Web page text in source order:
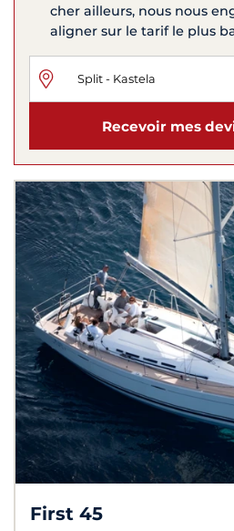
cher ailleurs, nous nous
aligner sur le tarif le plus
Recevoir mes
First 45